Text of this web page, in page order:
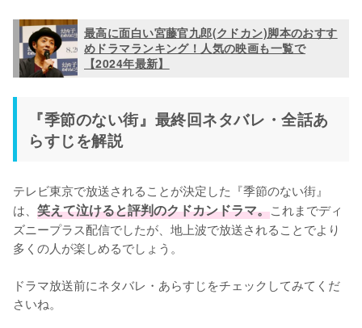
最高に面白い宮藤官九郎(クドカン)脚本のおすす
めドラマランキング！人気の映画も一覧で
【2024年最新】
『季節のない街』最終回ネタバレ・全話あ
らすじを解説
テレビ東京で放送されることが決定した『季節のない街』
は、 笑えて泣けると評判のクドカンドラマ。これまでディ
ズニープラス配信でしたが、地上波で放送されることでより
多くの人が楽しめるでしょう。
ドラマ放送前にネタバレ・あらすじをチェックしてみてくだ
さいね。